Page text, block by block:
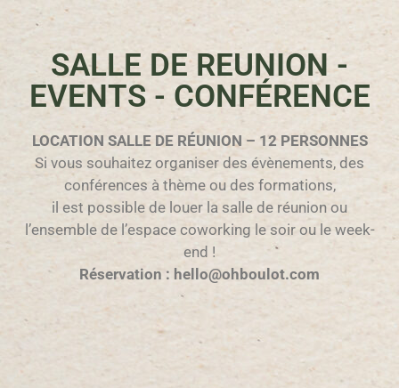
SALLE DE REUNION -
EVENTS - CONFÉRENCE
LOCATION SALLE DE RÉUNION – 12 PERSONNES
Si vous souhaitez organiser des évènements, des
conférences à thème ou des formations,
il est possible de louer la salle de réunion ou
l’ensemble de l’espace coworking le soir ou le week-
end !
Réservation : hello@ohboulot.com